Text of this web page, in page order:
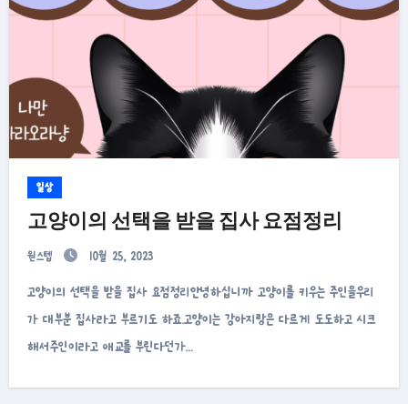
일상
고양이의 선택을 받을 집사 요점정리
원스텝 10월 25, 2023
고양이의 선택을 받을 집사 요점정리안녕하십니까 고양이를 키우는 주인을우리
가 대부분 집사라고 부르기도 하죠.고양이는 강아지랑은 다르게 도도하고 시크
해서주인이라고 애교를 부린다던가…